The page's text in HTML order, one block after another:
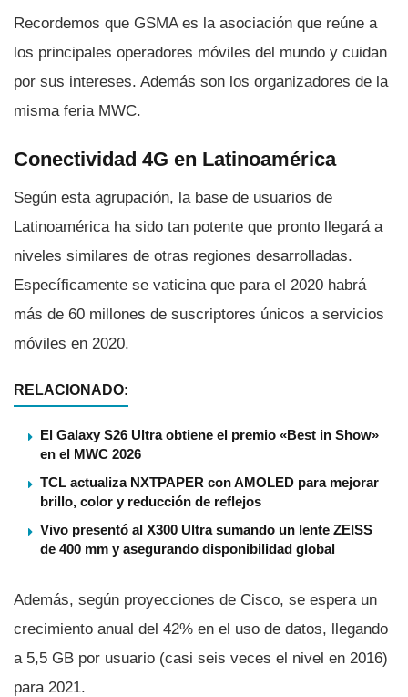
Recordemos que GSMA es la asociación que reúne a
los principales operadores móviles del mundo y cuidan
por sus intereses. Además son los organizadores de la
misma feria MWC.
Conectividad 4G en Latinoamérica
Según esta agrupación, la base de usuarios de
Latinoamérica ha sido tan potente que pronto llegará a
niveles similares de otras regiones desarrolladas.
Especí­ficamente se vaticina que para el 2020 habrá
más de 60 millones de suscriptores únicos a servicios
móviles en 2020.
RELACIONADO:
El Galaxy S26 Ultra obtiene el premio «Best in Show»
en el MWC 2026
TCL actualiza NXTPAPER con AMOLED para mejorar
brillo, color y reducción de reflejos
Vivo presentó al X300 Ultra sumando un lente ZEISS
de 400 mm y asegurando disponibilidad global
Además, según proyecciones de Cisco, se espera un
crecimiento anual del 42% en el uso de datos, llegando
a 5,5 GB por usuario (casi seis veces el nivel en 2016)
para 2021.